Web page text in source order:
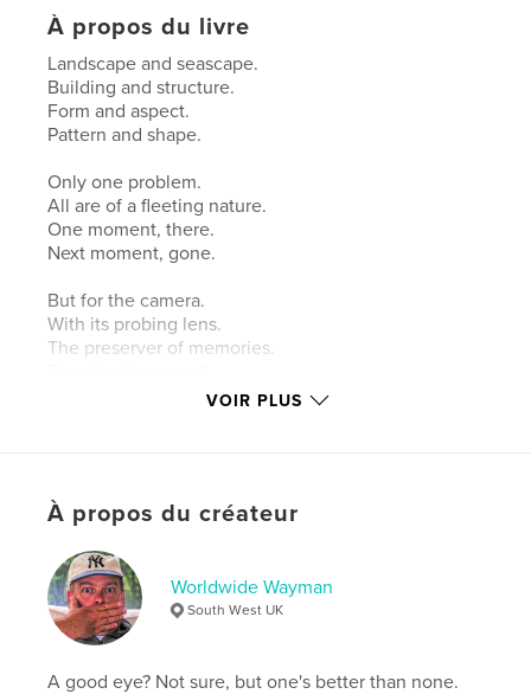
À propos du livre
Landscape and seascape.
Building and structure.
Form and aspect.
Pattern and shape.
Only one problem.
All are of a fleeting nature.
One moment, there.
Next moment, gone.
But for the camera.
With its probing lens.
The preserver of memories.
https://www.worldwidewayman.photography
Caractéristiques et détails
Catégorie principale: Livres d'art et de photographie
Catégories supplémentaires
artistique,Beaux livres
VOIR PLUS
À propos du créateur
Worldwide Wayman
South West UK
A good eye? Not sure, but one's better than none.